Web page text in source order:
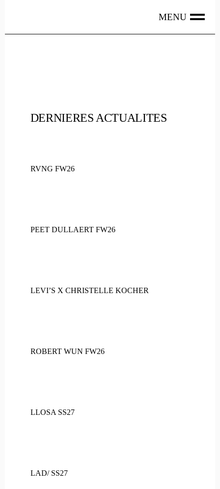
DERNIERES ACTUALITES
RVNG FW26
PEET DULLAERT FW26
LEVI’S X CHRISTELLE KOCHER
ROBERT WUN FW26
LLOSA SS27
LAD/ SS27